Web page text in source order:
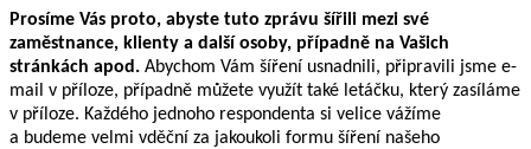
Prosíme Vás proto, abyste tuto zprávu šířili mezi své
zaměstnance, klienty a další osoby, případně na Vašich
stránkách apod. Abychom Vám šíření usnadnili, připravili jsme e-
mail v příloze, případně můžete využít také letáčku, který zasíláme
v příloze. Každého jednoho respondenta si velice vážíme
a budeme velmi vděční za jakoukoli formu šíření našeho